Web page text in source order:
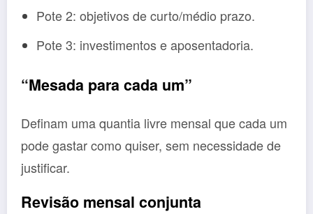
Pote 2: objetivos de curto/médio prazo.
Pote 3: investimentos e aposentadoria.
“Mesada para cada um”
Definam uma quantia livre mensal que cada um
pode gastar como quiser, sem necessidade de
justificar.
Revisão mensal conjunta